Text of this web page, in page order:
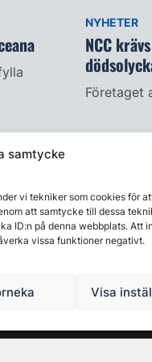
samtycke
vi tekniker som cookies för
att samtycke till dessa
ID:n på denna webbplats. Att
vissa funktioner negativt.
Visa
NYHETER
NCC
Företaget